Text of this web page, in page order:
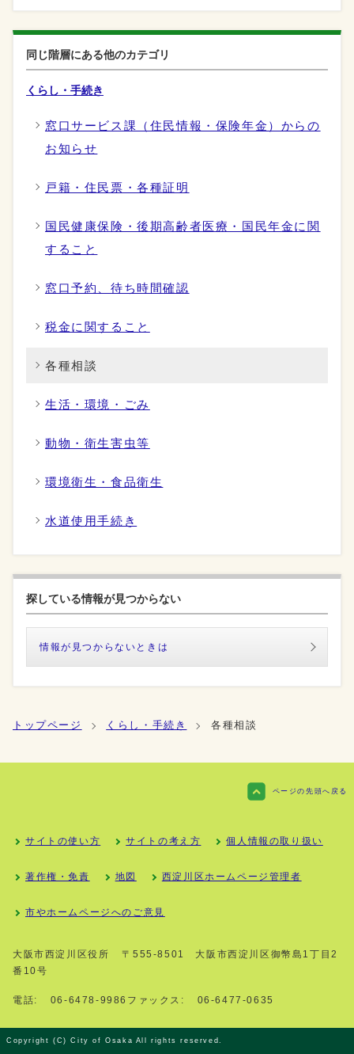
同じ階層にある他のカテゴリ
くらし・手続き
窓口サービス課（住民情報・保険年金）からの
お知らせ
戸籍・住民票・各種証明
国民健康保険・後期高齢者医療・国民年金に関
すること
窓口予約、待ち時間確認
税金に関すること
各種相談
生活・環境・ごみ
動物・衛生害虫等
環境衛生・食品衛生
水道使用手続き
探している情報が見つからない
情報が見つからないときは
トップページ くらし・手続き 各種相談
ページの先頭へ戻る
サイトの使い方 サイトの考え方 個人情報の取り扱い
著作権・免責 地図 西淀川区ホームページ管理者
市やホームページへのご意見
大阪市西淀川区役所
〒555-8501 大阪市西淀川区御幣島1丁目2
番10号
電話: 06-6478-9986 ファックス: 06-6477-0635
Copyright (C) City of Osaka All rights reserved.